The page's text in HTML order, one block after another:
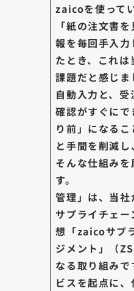
zaicoを使って
「紙の注文書
報を毎回手入力
たとき、これは
課題だと感じ
自動入力と、
確認がすぐに
り前」になる
と手間を削減し
そんな仕組み
す。 「
管理」は、当
サプライチェ
想「zaicoサプ
ジメント」（
なる取り組みで
ビスを起点に